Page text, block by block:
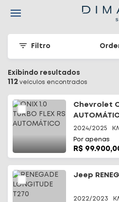
Filtro
Exibindo resultados
112 veículos encontrados
Chevrolet
2024/2025
Por apenas
R$
Jeep
2022/2023
Navigated to Seu carro